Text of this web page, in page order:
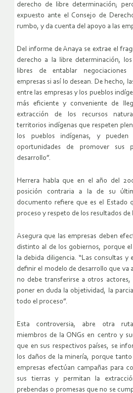
derecho de libre determinación;
expuesto ante el Consejo de
rumbo, y da cuenta del apoyo a las
Del informe de Anaya se extrae el
derecho a la libre determinación,
libres de entablar negocia­ciones
empresas si así lo desean. De hecho,
entre las empresas y los pueblos
más eficiente y conveniente de
extracción de los recursos
territorios indígenas que respeten
los pueblos indígenas, y pueden
oportunidades de promover sus
desarrollo”.
Herrera habla que en el año del
posición contraria a la de su
documento refiere que es el Estado
proceso y respeto de los resultados de
Asegura que las empresas deben
distinto al de los gobiernos, porque
la debida diligencia. “Las consultas y
definir el modelo de desarrollo que va
no debe transferirse a otros
poner en duda la objetividad, la
todo el proceso”.
Esta controversia, abre otra
miembros de la ONGs en centro y
que en sus respectivos países, se
los daños de la minería, porque
empresas efectúan campañas para
sus tierras y permitan la
prebendas o promesas que no se